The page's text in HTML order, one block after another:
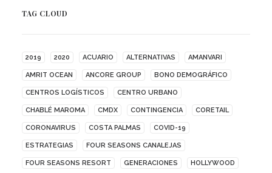
TAG CLOUD
2019 2020 ACUARIO ALTERNATIVAS AMANVARI
AMRIT OCEAN ANCORE GROUP BONO DEMOGRÁFICO
CENTROS LOGÍSTICOS CENTRO URBANO
CHABLÉ MAROMA CMDX CONTINGENCIA CORETAIL
CORONAVIRUS COSTA PALMAS COVID-19
ESTRATEGIAS FOUR SEASONS CANALEJAS
FOUR SEASONS RESORT GENERACIONES HOLLYWOOD